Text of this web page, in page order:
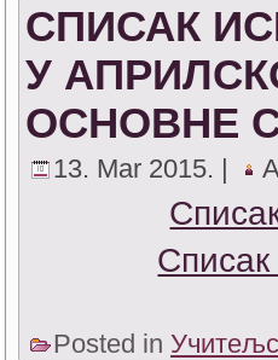
СПИСАК
У
ОСНОВНЕ
13. Mar 2015. |
Списак
Posted in